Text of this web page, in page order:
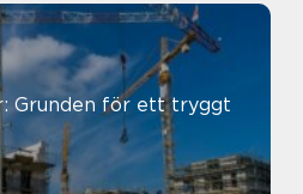
Grunden för ett tryggt